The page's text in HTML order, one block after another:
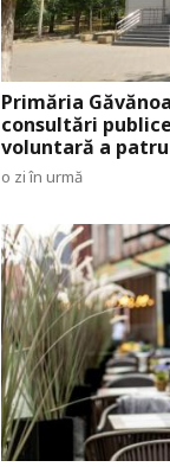
Primăria
consultări
voluntară a
o zi în urmă